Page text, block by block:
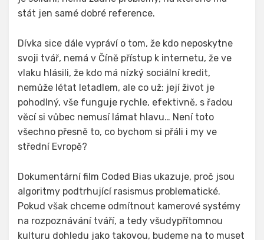
stát jen samé dobré reference.
Dívka sice dále vypráví o tom, že kdo neposkytne
svoji tvář, nemá v Číně přístup k internetu, že ve
vlaku hlásili, že kdo má nízký sociální kredit,
nemůže létat letadlem, ale co už: její život je
pohodlný, vše funguje rychle, efektivně, s řadou
věcí si vůbec nemusí lámat hlavu… Není toto
všechno přesně to, co bychom si přáli i my ve
střední Evropě?
Dokumentární film Coded Bias ukazuje, proč jsou
algoritmy podtrhující rasismus problematické.
Pokud však chceme odmítnout kamerové systémy
na rozpoznávání tváří, a tedy všudypřítomnou
kulturu dohledu jako takovou, budeme na to muset